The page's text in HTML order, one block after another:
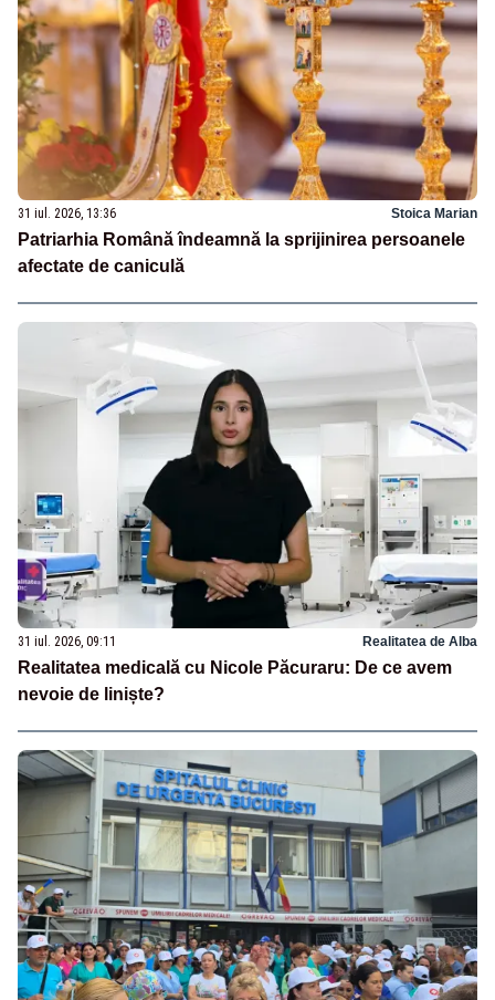
31 iul. 2026, 13:36 Stoica Marian
Patriarhia Română îndeamnă la sprijinirea persoanele
afectate de caniculă
31 iul. 2026, 09:11 Realitatea de Alba
Realitatea medicală cu Nicole Păcuraru: De ce avem
nevoie de liniște?